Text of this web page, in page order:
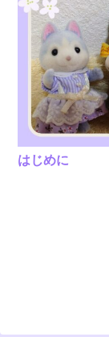
はじめに